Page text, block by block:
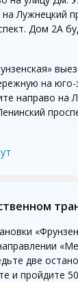
Лужнецкий
Дом 2А
на юго-
направо на
две
и пройдите